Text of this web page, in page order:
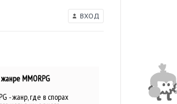
ВХОД
MMORPG
- жанр, где в спорах